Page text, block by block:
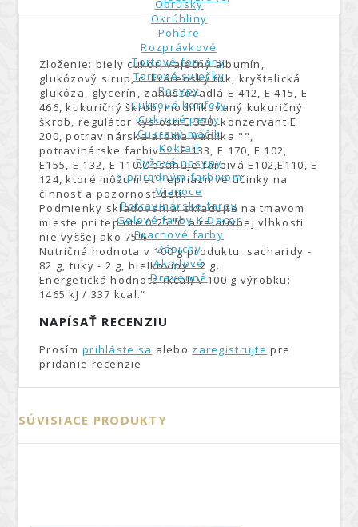
Obrúsky
Okrúhliny
Poháre
Rozprávkové
Tortové fontány
Tortové sviečky
Posypy
Cukrové konfety
Cukrové perly
Cukrový máčik
Koktail
Ryžové posypy
S prírodným farbivom
Vianoce
Potravinárske farby
Gelové farby K Decor
Prachové farby
Zápichy
Akrylové
Drevenné
Zloženie: biely cukor, vaječný albumín,
glukózový sirup, cukrárenský tuk, kryštalická
glukóza, glycerín, zahusťovadlá E 412, E 415, E
466, kukuričný škrob, modifikovaný kukuričný
škrob, regulátor kyslosti E 330, konzervant E
200, potravinárska aróma Vanilka "",
potravinárske farbivo: : Е 133, Е 170, Е 102,
E155, Е 132, Е 110.Obsahuje farbivá E102,E110, Е
124, ktoré môžu mať nepriaznivé účinky na
činnosť a pozornosť detí.
Podmienky skladovania: skladujte na tmavom
mieste pri teplote 0-25 ⁰С a relatívnej vlhkosti
nie vyššej ako 75%.
Nutričná hodnota v 100 g produktu: sacharidy -
82 g, tuky - 2 g, bielkoviny - 2 g.
Energetická hodnota (kcal) v 100 g výrobku:
1465 kJ / 337 kcal.“
NAPÍSAŤ RECENZIU
Prosím prihláste sa alebo zaregistrujte pre
pridanie recenzie
SÚVISIACE PRODUKTY